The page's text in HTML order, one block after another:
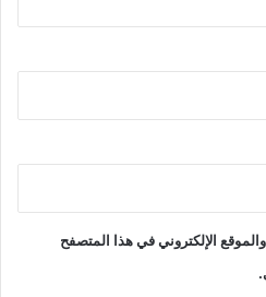
الإلكتروني في هذا المتصفح